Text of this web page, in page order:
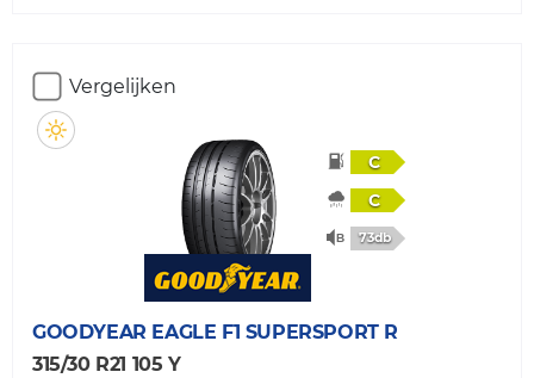
Vergelijken
C
C
73db
GOODYEAR EAGLE F1 SUPERSPORT R
315/30 R21 105 Y